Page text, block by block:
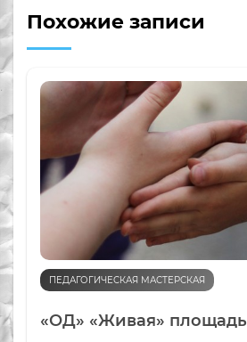
Похожие записи
ПЕДАГОГИЧЕСКАЯ МАСТЕРСКАЯ
«ОД» «Живая» площадь